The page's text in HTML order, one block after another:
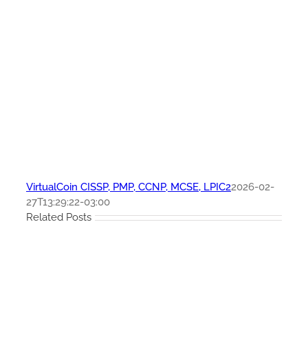
VirtualCoin CISSP, PMP, CCNP, MCSE, LPIC22026-02-
27T13:29:22-03:00
Related Posts